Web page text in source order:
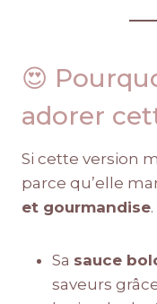
😍
adorer
Si cette version
parce qu’elle
et gourmandise
Sa sauce
saveurs